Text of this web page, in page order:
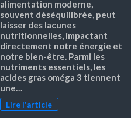
alimentation moderne,
souvent déséquilibrée, peut
laisser des lacunes
nutritionnelles, impactant
directement notre énergie et
notre bien-être. Parmi les
nutriments essentiels, les
acides gras oméga 3 tiennent
une…
Lire l'article